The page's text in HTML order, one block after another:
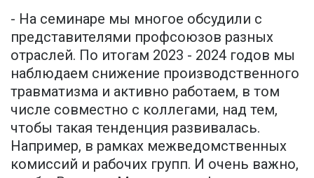
- На семинаре мы многое обсудили с
представителями профсоюзов разных
отраслей. По итогам 2023 - 2024 годов мы
наблюдаем снижение производственного
травматизма и активно работаем, в том
числе совместно с коллегами, над тем,
чтобы такая тенденция развивалась.
Например, в рамках межведомственных
комиссий и рабочих групп. И очень важно,